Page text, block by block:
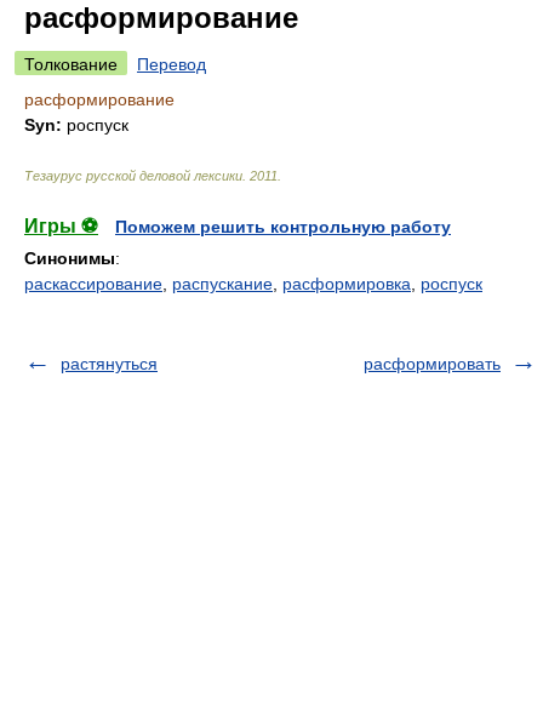
расформирование
Толкование
Перевод
расформирование
Syn: роспуск
Тезаурус русской деловой лексики 2011
Игры ⚽
Поможем решить контрольную работу
Синонимы:
раскассирование распускание расформировка роспуск
растянуться расформировать